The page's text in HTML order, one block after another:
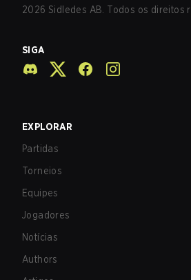
2026 Sidledes AB. Todos os direitos
SIGA
EXPLORAR
Partidas
Torneios
Equipes
Jogadores
Notícias
Authors